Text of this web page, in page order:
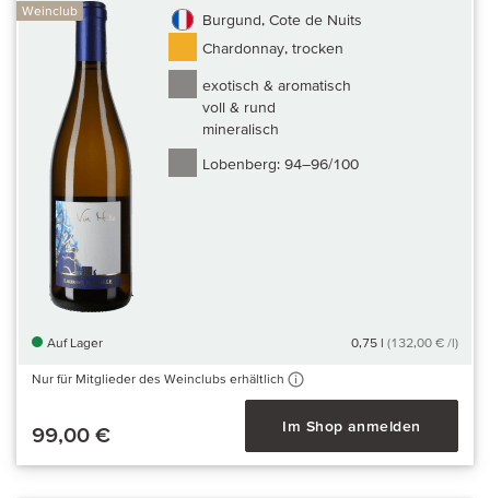
Weinclub
Burgund, Cote de Nuits
Chardonnay, trocken
exotisch & aromatisch
voll & rund
mineralisch
Lobenberg: 94–96/100
Auf Lager 0,75 l (132,00 € /l)
Nur für Mitglieder des Weinclubs erhältlich
99,00 € Im Shop anmelden